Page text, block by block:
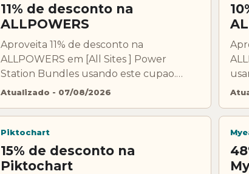
11% de desconto na
ALLPOWERS
Aproveita 11% de desconto na
ALLPOWERS em [All Sites ] Power
Station Bundles usando este cupao.
Confirma condicoes, exclusoes e
Atualizado - 07/08/2026
Piktochart
15% de desconto na
Piktochart